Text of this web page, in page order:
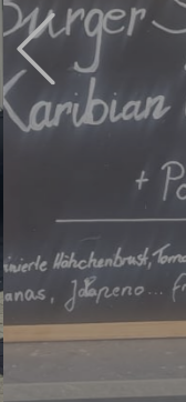
ebenfalls
Previous